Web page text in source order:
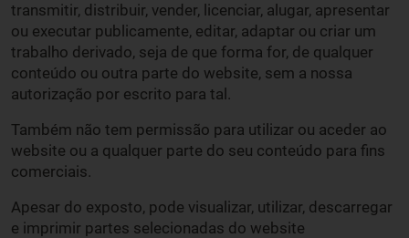
transmitir, distribuir, vender, licenciar, alugar, apresentar
ou executar publicamente, editar, adaptar ou criar um
trabalho derivado, seja de que forma for, de qualquer
conteúdo ou outra parte do website, sem a nossa
autorização por escrito para tal.
Também não tem permissão para utilizar ou aceder ao
website ou a qualquer parte do seu conteúdo para fins
comerciais.
Apesar do exposto, pode visualizar, utilizar, descarregar
e imprimir partes selecionadas do website